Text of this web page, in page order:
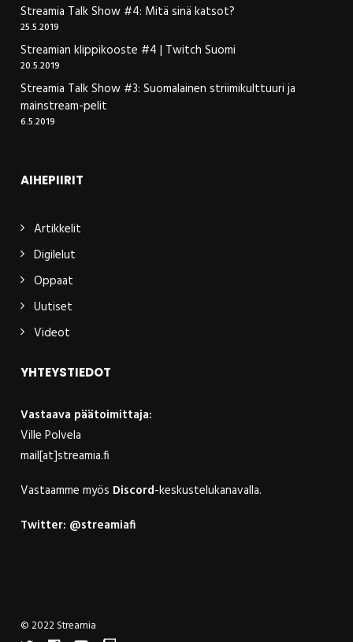
Streamia Talk Show #4: Mitä sinä katsot?
25.5.2019
Streamian klippikooste #4 | Twitch Suomi
20.5.2019
Streamia Talk Show #3: Suomalainen striimikulttuuri ja
mainstream-pelit
6.5.2019
AIHEPIIRIT
Artikkelit
Digilelut
Oppaat
Uutiset
Videot
YHTEYSTIEDOT
Vastaava päätoimittaja:
Ville Polvela
mail[at]streamia.fi
Vastaamme myös Discord-keskustelukanavalla.
Twitter: @streamiafi
© 2022 Streamia